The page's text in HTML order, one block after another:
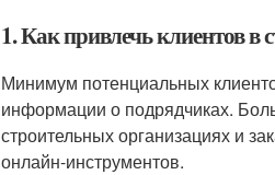
1. Как привлечь клиентов в
Минимум потенциальных
информации о подрядчиках.
строительных организациях и
онлайн-инструментов.